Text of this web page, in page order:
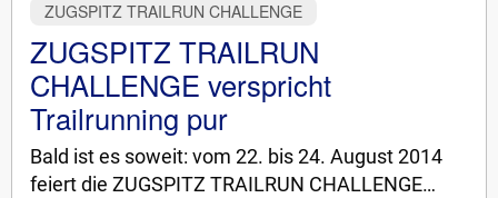
ZUGSPITZ TRAILRUN CHALLENGE
ZUGSPITZ TRAILRUN
CHALLENGE verspricht
Trailrunning pur
Bald ist es soweit: vom 22. bis 24. August 2014
feiert die ZUGSPITZ TRAILRUN CHALLENGE…